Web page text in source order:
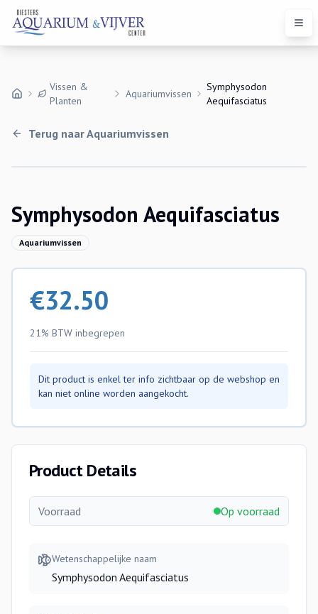
Vissen &
Planten
Aquariumvissen
Symphysodon
Aequifasciatus
Terug naarAquariumvissen
Symphysodon Aequifasciatus
Aquariumvissen
€32.50
21% BTW inbegrepen
Dit product is enkel ter info zichtbaar op de webshop en
kan niet online worden aangekocht.
Product Details
Voorraad Op voorraad
Wetenschappelijke naam
Symphysodon Aequifasciatus